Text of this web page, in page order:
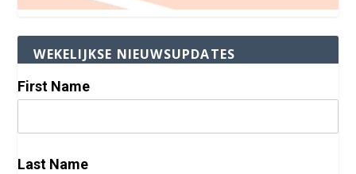
WEKELIJKSE NIEUWSUPDATES
First Name
Last Name